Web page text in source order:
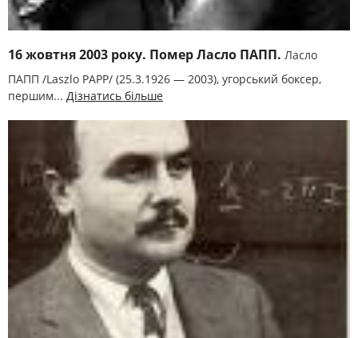
16 жовтня 2003 року. Помер Ласло ПАПП. Ласло
ПАПП /Laszlo PAPP/ (25.3.1926 — 2003), угорський боксер,
першим... Дізнатись більше